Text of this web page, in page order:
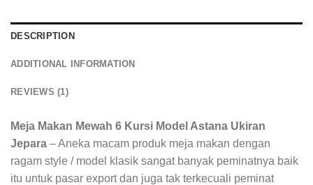
DESCRIPTION
ADDITIONAL INFORMATION
REVIEWS (1)
Meja Makan Mewah 6 Kursi Model Astana Ukiran
Jepara – Aneka macam produk meja makan dengan
ragam style / model klasik sangat banyak peminatnya baik
itu untuk pasar export dan juga tak terkecuali peminat